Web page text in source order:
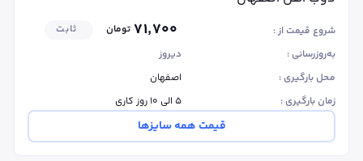
شروع قیمت از : ۷۱٬۷۰۰ تومان
ثابت
به‌روزرسانی :
دیروز
محل بارگیری :
اصفهان
زمان بارگیری :
۵ الی ۱۰ روز کاری
قیمت همه سایزها